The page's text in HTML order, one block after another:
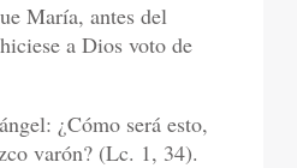
María, antes del
a Dios voto de
¿Cómo será esto,
varón? (Lc. 1, 34).